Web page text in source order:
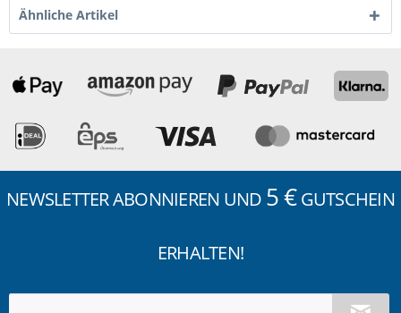
Ähnliche Artikel
NEWSLETTER ABONNIEREN UND 5 €GUTSCHEIN
ERHALTEN!